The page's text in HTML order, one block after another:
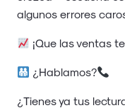
algunos errores
¡Que las ventas
¿Hablamos?
¿Tienes ya tus